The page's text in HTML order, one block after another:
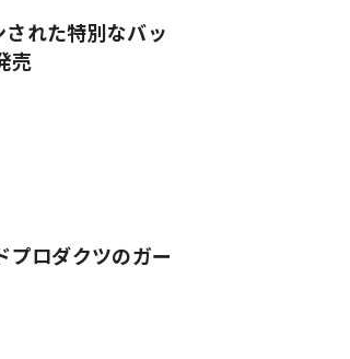
れた特別なバッ
売
プロダクツのガー